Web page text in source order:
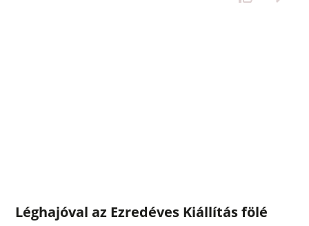
Léghajóval az Ezredéves Kiállítás fölé